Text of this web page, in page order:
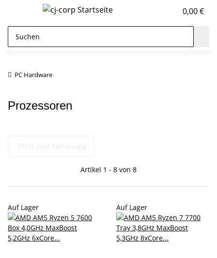
0,00 €
PC Hardware
Prozessoren
Artikel 1 - 8 von 8
Auf Lager Auf Lager